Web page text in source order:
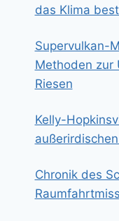
das Klima
Supervulkan-
Methoden zur
Riesen
Kelly-
Chronik des